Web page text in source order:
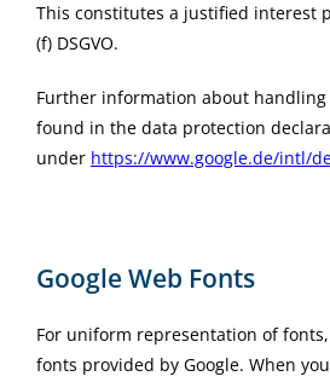
This constitutes a justified interest
(f) DSGVO.
Further information about
found in the data protection
under https://www.google.de/intl/
Google Web Fonts
For uniform representation of
fonts provided by Google. When